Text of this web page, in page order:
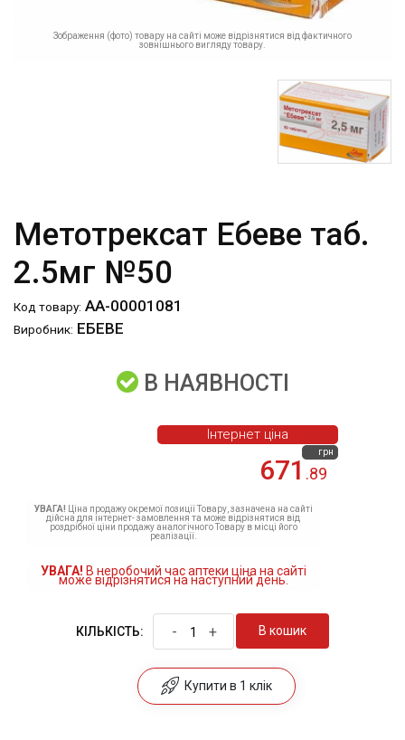
Зображення (фото) товару на сайті може відрізнятися від фактичного
зовнішнього вигляду товару.
Метотрексат Ебеве таб.
2.5мг №50
Код товару: АА-00001081
Виробник: ЕБЕВЕ
В НАЯВНОСТІ
671.89
грн
Інтернет ціна
УВАГА! Ціна продажу окремої позиції Товару, зазначена на сайті
дійсна для інтернет- замовлення та може відрізнятися від
роздрібної ціни продажу аналогічного Товару в місці його
реалізації.
УВАГА! В неробочий час аптеки ціна на сайті
може відрізнятися на наступний день.
КІЛЬКІСТЬ: - + В кошик
Купити в 1 клік